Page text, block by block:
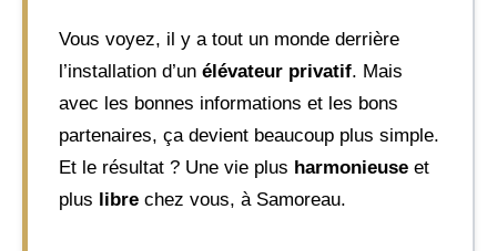
Vous voyez, il y a tout un monde derrière
l’installation d’un élévateur privatif. Mais
avec les bonnes informations et les bons
partenaires, ça devient beaucoup plus simple.
Et le résultat ? Une vie plus harmonieuse et
plus libre chez vous, à Samoreau.